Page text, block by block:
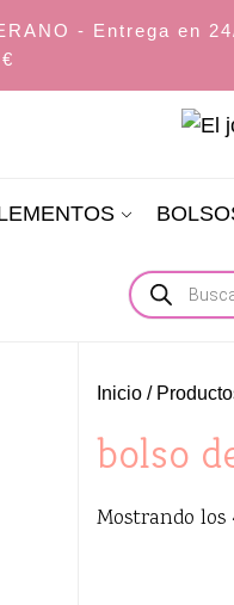
- Entrega en
Búsqueda
de
productos
Inicio /
bolso
Mostrando los